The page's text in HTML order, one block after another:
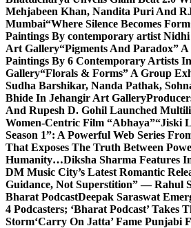
Mehjabeen Khan, Nandita Puri And
Mumbai“Where Silence Becomes
Paintings By contemporary artist
Art Gallery“Pigments And Paradox”
Paintings By 6 Contemporary Artists
Gallery“Florals & Forms” A Group
Sudha Barshikar, Nanda Pathak,
Bhide In Jehangir Art Gallery
And Rupesh D. Gohil Launched
Women-Centric Film “Abhaya”“Jiski
Season 1”: A Powerful Web Series
That Exposes The Truth Between
Humanity…Diksha Sharma Features
DM Music City’s Latest Romantic
Guidance, Not Superstition” — Rahul
Bharat PodcastDeepak Saraswat
4 Podcasters; ‘Bharat Podcast’ Takes
Storm‘Carry On Jatta’ Fame Punjabi